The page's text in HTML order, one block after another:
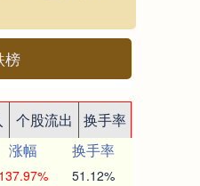
榜
个股流出
换手率
涨幅
换手率
137.97% 51.12%